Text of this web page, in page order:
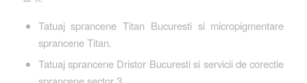
Tatuaj sprancene Titan Bucuresti si micropigmentare
sprancene Titan.
Tatuaj sprancene Dristor Bucuresti si servicii de corectie